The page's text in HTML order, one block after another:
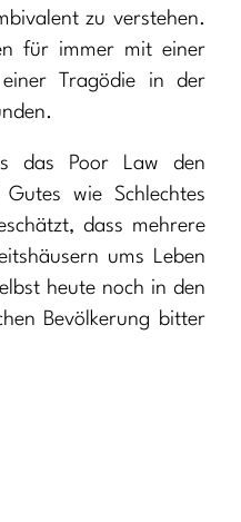
zu verstehen.
für immer mit einer
Tragödie in der
das Poor Law den
wie Schlechtes
dass mehrere
ums Leben
heute noch in den
Bevölkerung bitter